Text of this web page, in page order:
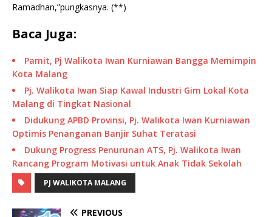
Ramadhan,”pungkasnya. (**)
Baca Juga:
Pamit, Pj Walikota Iwan Kurniawan Bangga Memimpin
Kota Malang
Pj. Walikota Iwan Siap Kawal Industri Gim Lokal Kota
Malang di Tingkat Nasional
Didukung APBD Provinsi, Pj. Walikota Iwan Kurniawan
Optimis Penanganan Banjir Suhat Teratasi
Dukung Progress Penurunan ATS, Pj. Walikota Iwan
Rancang Program Motivasi untuk Anak Tidak Sekolah
PJ WALIKOTA MALANG
PREVIOUS